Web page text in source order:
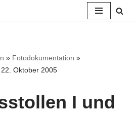
» Fotodokumentation »
Oktober 2005
I und